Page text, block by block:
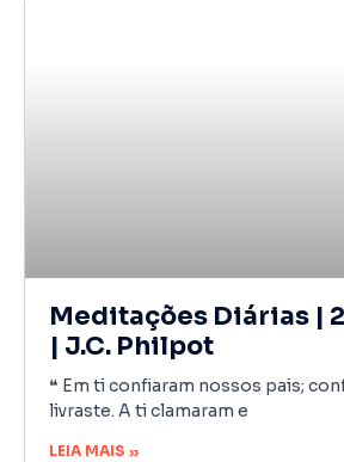
Meditações Diárias |
| J.C. Philpot
❝ Em ti confiaram nossos pais;
livraste. A ti clamaram e
LEIA MAIS »